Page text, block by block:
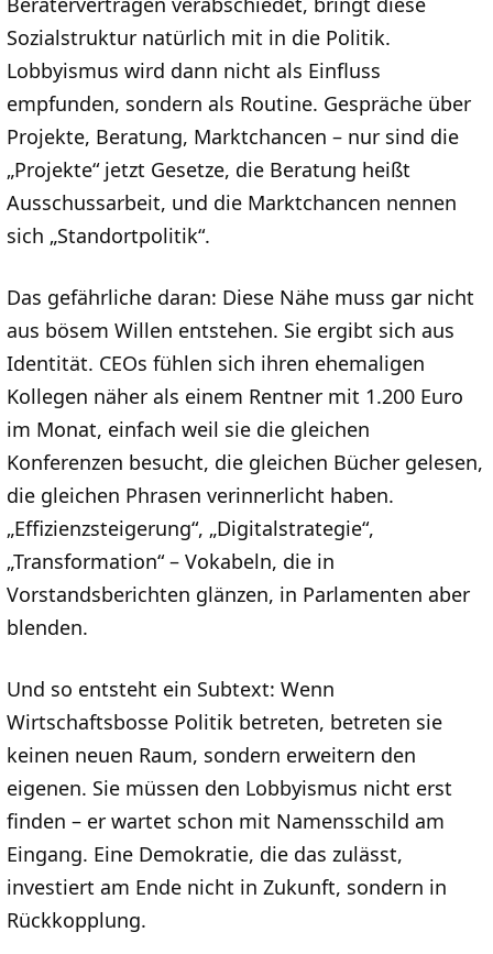
Sozialstruktur natürlich mit in die Politik.
Lobbyismus wird dann nicht als Einfluss
empfunden, sondern als Routine. Gespräche über
Projekte, Beratung, Marktchancen – nur sind die
„Projekte“ jetzt Gesetze, die Beratung heißt
Ausschussarbeit, und die Marktchancen nennen
sich „Standortpolitik“.
Das gefährliche daran: Diese Nähe muss gar nicht
aus bösem Willen entstehen. Sie ergibt sich aus
Identität. CEOs fühlen sich ihren ehemaligen
Kollegen näher als einem Rentner mit 1.200 Euro
im Monat, einfach weil sie die gleichen
Konferenzen besucht, die gleichen Bücher gelesen,
die gleichen Phrasen verinnerlicht haben.
„Effizienzsteigerung“, „Digitalstrategie“,
„Transformation“ – Vokabeln, die in
Vorstandsberichten glänzen, in Parlamenten aber
blenden.
Und so entsteht ein Subtext: Wenn
Wirtschaftsbosse Politik betreten, betreten sie
keinen neuen Raum, sondern erweitern den
eigenen. Sie müssen den Lobbyismus nicht erst
finden – er wartet schon mit Namensschild am
Eingang. Eine Demokratie, die das zulässt,
investiert am Ende nicht in Zukunft, sondern in
Rückkopplung.